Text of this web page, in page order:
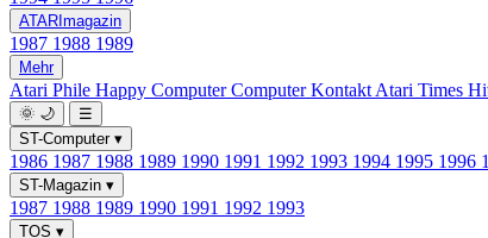
ATARImagazin
1987 1988 1989
Mehr
Atari Phile Happy ComputerComputer Kontakt Atari Times
🌞 🌙
☰
ST-Computer ▾
1986 1987 1988 1989 1990 1991 1992 1993 1994 1995 1996
ST-Magazin ▾
1987 1988 1989 1990 1991 1992 1993
TOS ▾